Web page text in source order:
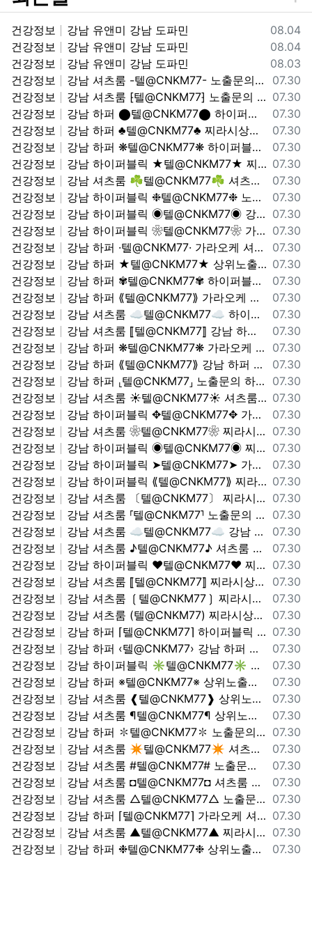
등록일
08.04
건강정보
강남 유앤미 강남 도파민
등록일
08.04
건강정보
강남 유앤미 강남 도파민
등록일
08.03
건강정보
강남 유앤미 강남 도파민
등록일
07.30
건강정보
강남 셔츠룸 -텔@CNKM77- 노출문의 가라오케 셔츠룸
등록일
07.30
건강정보
강남 셔츠룸 ⁅텔@CNKM77⁆ 노출문의 가라오케 셔츠룸
등록일
07.30
건강정보
강남 하퍼 ⬤텔@CNKM77⬤ 하이퍼블릭 하퍼상단노출문의 강남 하퍼 하이퍼블릭
등록일
07.30
건강정보
강남 하퍼 ♣텔@CNKM77♣ 찌라시상단 노출문의
등록일
07.30
건강정보
강남 하퍼 ❋텔@CNKM77❋ 하이퍼블릭 하퍼상단노출문의 노출문의
등록일
07.30
건강정보
강남 하이퍼블릭 ★텔@CNKM77★ 찌라시상단 하이퍼블릭 하퍼상단노출문의
등록일
07.30
건강정보
강남 셔츠룸 ☘텔@CNKM77☘ 셔츠룸 가라오케 강남 하퍼 하이퍼블릭
등록일
07.30
건강정보
강남 하이퍼블릭 ❉텔@CNKM77❉ 노출문의 셔츠룸 가라오케
등록일
07.30
건강정보
강남 하이퍼블릭 ◉텔@CNKM77◉ 강남 하퍼 하이퍼블릭 하이퍼블릭 하퍼상단노출문의
등록일
07.30
건강정보
강남 하이퍼블릭 ❀텔@CNKM77❀ 가라오케 셔츠룸 상위노출문의
등록일
07.30
건강정보
강남 하퍼 ·텔@CNKM77· 가라오케 셔츠룸 노출문의
등록일
07.30
건강정보
강남 하퍼 ★텔@CNKM77★ 상위노출문의 강남 하퍼 하이퍼블릭
등록일
07.30
건강정보
강남 하퍼 ✾텔@CNKM77✾ 하이퍼블릭 하퍼상단노출문의 하이퍼블릭 하퍼상단노출문의
등록일
07.30
건강정보
강남 하퍼 ⟪텔@CNKM77⟫ 가라오케 셔츠룸 찌라시상단
등록일
07.30
건강정보
강남 셔츠룸 ☁텔@CNKM77☁ 하이퍼블릭 하퍼상단노출문의 상위노출문의
등록일
07.30
건강정보
강남 셔츠룸 ⟦텔@CNKM77⟧ 강남 하퍼 하이퍼블릭 상위노출문의
등록일
07.30
건강정보
강남 하퍼 ❋텔@CNKM77❋ 가라오케 셔츠룸 찌라시상단
등록일
07.30
건강정보
강남 하퍼 ⟪텔@CNKM77⟫ 강남 하퍼 하이퍼블릭 셔츠룸 가라오케
등록일
07.30
건강정보
강남 하퍼 ⸤텔@CNKM77⸥ 노출문의 하이퍼블릭 하퍼상단노출문의
등록일
07.30
건강정보
강남 셔츠룸 ☀텔@CNKM77☀ 셔츠룸 가라오케 하이퍼블릭 하퍼상단노출문의
등록일
07.30
건강정보
강남 하이퍼블릭 ✥텔@CNKM77✥ 가라오케 셔츠룸 하이퍼블릭 하퍼상단노출문의
등록일
07.30
건강정보
강남 셔츠룸 ❀텔@CNKM77❀ 찌라시상단 찌라시상단
등록일
07.30
건강정보
강남 하이퍼블릭 ◉텔@CNKM77◉ 찌라시상단 가라오케 셔츠룸
등록일
07.30
건강정보
강남 하이퍼블릭 ➤텔@CNKM77➤ 가라오케 셔츠룸 가라오케 셔츠룸
등록일
07.30
건강정보
강남 하이퍼블릭 ⟪텔@CNKM77⟫ 찌라시상단 하이퍼블릭 하퍼상단노출문의
등록일
07.30
건강정보
강남 셔츠룸 〔텔@CNKM77〕 찌라시상단 상위노출문의
등록일
07.30
건강정보
강남 셔츠룸 ⸢텔@CNKM77⸣ 노출문의 찌라시상단
등록일
07.30
건강정보
강남 셔츠룸 ☁텔@CNKM77☁ 강남 하퍼 하이퍼블릭 노출문의
등록일
07.30
건강정보
강남 셔츠룸 ♪텔@CNKM77♪ 셔츠룸 가라오케 가라오케 셔츠룸
등록일
07.30
건강정보
강남 하이퍼블릭 ♥텔@CNKM77♥ 찌라시상단 강남 하퍼 하이퍼블릭
등록일
07.30
건강정보
강남 셔츠룸 ⟦텔@CNKM77⟧ 찌라시상단 하이퍼블릭 하퍼상단노출문의
등록일
07.30
건강정보
강남 셔츠룸 ❲텔@CNKM77❳ 찌라시상단 노출문의
등록일
07.30
건강정보
강남 셔츠룸 (텔@CNKM77) 찌라시상단 상위노출문의
등록일
07.30
건강정보
강남 하퍼 ⌈텔@CNKM77⌉ 하이퍼블릭 하퍼상단노출문의 셔츠룸 가라오케
등록일
07.30
건강정보
강남 하퍼 ‹텔@CNKM77› 강남 하퍼 하이퍼블릭 찌라시상단
등록일
07.30
건강정보
강남 하이퍼블릭 ✳텔@CNKM77✳ 강남 하퍼 하이퍼블릭 가라오케 셔츠룸
등록일
07.30
건강정보
강남 하퍼 ※텔@CNKM77※ 상위노출문의 가라오케 셔츠룸
등록일
07.30
건강정보
강남 셔츠룸 ❰텔@CNKM77❱ 상위노출문의 찌라시상단
등록일
07.30
건강정보
강남 셔츠룸 ¶텔@CNKM77¶ 상위노출문의 하이퍼블릭 하퍼상단노출문의
등록일
07.30
건강정보
강남 하퍼 ✽텔@CNKM77✽ 노출문의 가라오케 셔츠룸
등록일
07.30
건강정보
강남 셔츠룸 ✴텔@CNKM77✴ 셔츠룸 가라오케 상위노출문의
등록일
07.30
건강정보
강남 셔츠룸 #텔@CNKM77# 노출문의 노출문의
등록일
07.30
건강정보
강남 셔츠룸 ◘텔@CNKM77◘ 셔츠룸 가라오케 하이퍼블릭 하퍼상단노출문의
등록일
07.30
건강정보
강남 셔츠룸 △텔@CNKM77△ 노출문의 셔츠룸 가라오케
등록일
07.30
건강정보
강남 하퍼 ⌈텔@CNKM77⌉ 가라오케 셔츠룸 셔츠룸 가라오케
등록일
07.30
건강정보
강남 셔츠룸 ▲텔@CNKM77▲ 찌라시상단 찌라시상단
등록일
07.30
건강정보 강남 하퍼 ❉텔@CNKM77❉ 상위노출문의 찌라시상단